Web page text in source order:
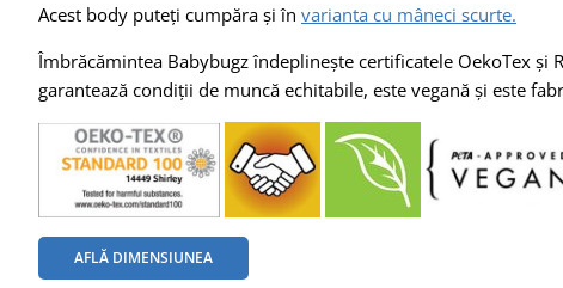
Acest body puteți cumpăra și în varianta cu mâneci scurte.
Îmbrăcămintea Babybugz îndeplinește certificatele OekoTex și
garantează condiții de muncă echitabile, este vegană și este
AFLĂ DIMENSIUNEA